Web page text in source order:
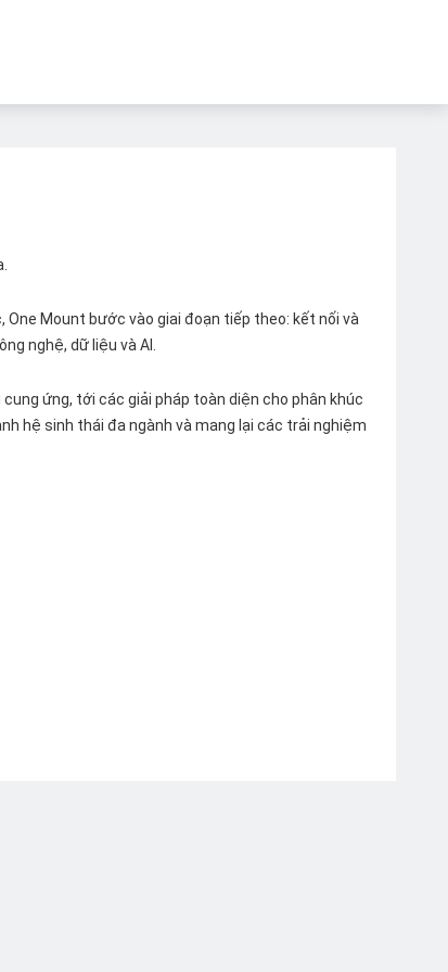
Mount bước vào giai đoạn tiếp theo: kết nối và
nghệ, dữ liệu và AI.
ứng, tới các giải pháp toàn diện cho phân khúc
hệ sinh thái đa ngành và mang lại các trải nghiệm